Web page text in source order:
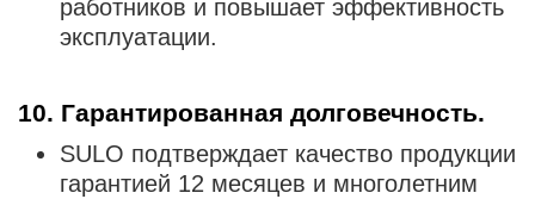
работников и повышает эффективность
эксплуатации.
10. Гарантированная долговечность.
SULO подтверждает качество продукции
гарантией 12 месяцев и многолетним